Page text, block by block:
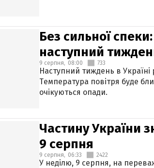
Без сильної
наступний
9 серпня, 08:00 733
Наступний тиждень в
Температура повітря буде
очікуються опади.
Частину України
9 серпня
9 серпня, 06:33 2422
У неділю, 9 серпня, на